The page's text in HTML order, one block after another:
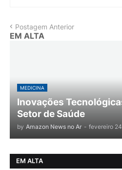
Postagem Anterior
EM ALTA
MEDICINA
Inovações
Setor de Saúde
by Amazon News no Ar - fevereiro
EM ALTA